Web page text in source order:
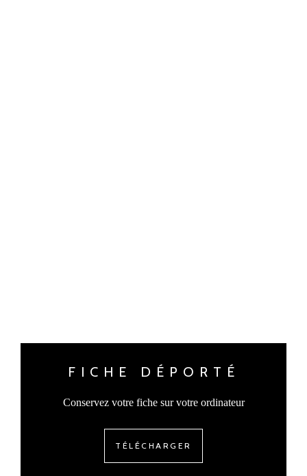
FICHE DÉPORTÉ
Conservez votre fiche sur votre ordinateur
TÉLÉCHARGER